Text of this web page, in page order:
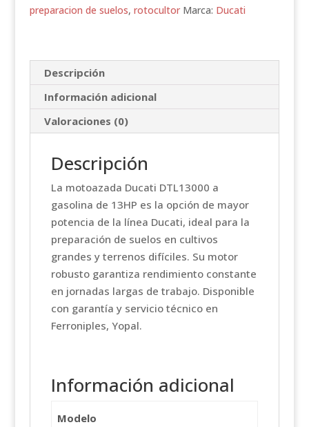
preparacion de suelos, rotocultor Marca: Ducati
Descripción
Información adicional
Valoraciones (0)
Descripción
La motoazada Ducati DTL13000 a
gasolina de 13HP es la opción de mayor
potencia de la línea Ducati, ideal para la
preparación de suelos en cultivos
grandes y terrenos difíciles. Su motor
robusto garantiza rendimiento constante
en jornadas largas de trabajo. Disponible
con garantía y servicio técnico en
Ferroniples, Yopal.
Información adicional
Modelo